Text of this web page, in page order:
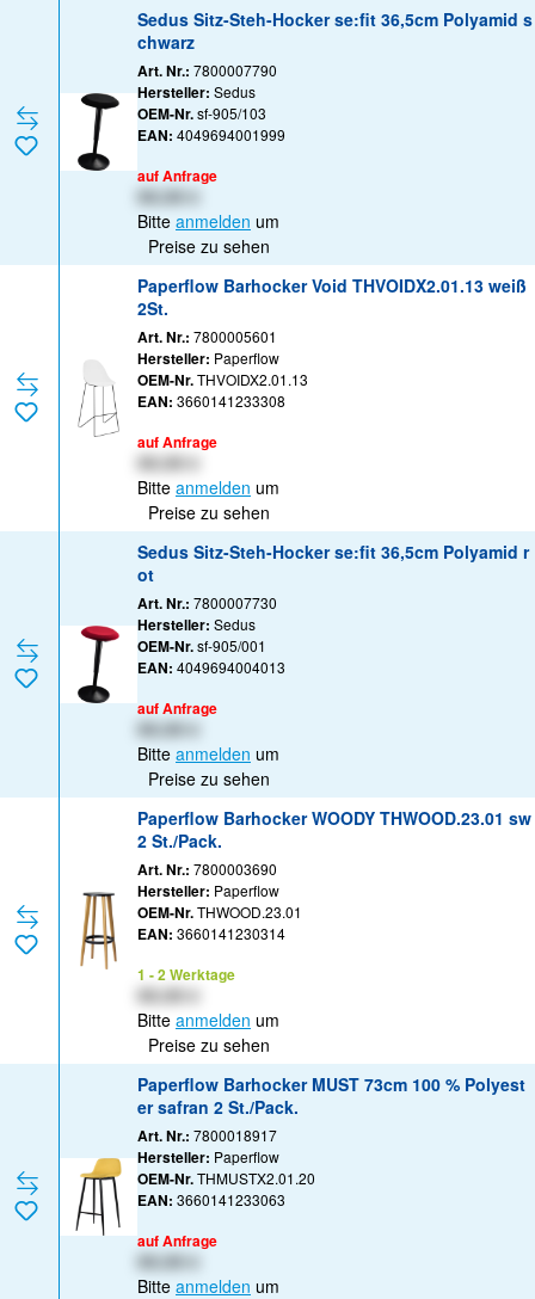
Sedus Sitz-Steh-Hocker se:fit 36,5cm Polyamid s
chwarz
Art. Nr.: 7800007790
Hersteller: Sedus
OEM-Nr.sf-905/103
EAN: 4049694001999
auf Anfrage
Bitte anmelden um
Preise zu sehen
Paperflow Barhocker Void THVOIDX2.01.13 weiß
2St.
Art. Nr.: 7800005601
Hersteller: Paperflow
OEM-Nr.THVOIDX2.01.13
EAN: 3660141233308
auf Anfrage
Bitte anmelden um
Preise zu sehen
Sedus Sitz-Steh-Hocker se:fit 36,5cm Polyamid r
ot
Art. Nr.: 7800007730
Hersteller: Sedus
OEM-Nr.sf-905/001
EAN: 4049694004013
auf Anfrage
Bitte anmelden um
Preise zu sehen
Paperflow Barhocker WOODY THWOOD.23.01 sw
2 St./Pack.
Art. Nr.: 7800003690
Hersteller: Paperflow
OEM-Nr.THWOOD.23.01
EAN: 3660141230314
1 - 2 Werktage
Bitte anmelden um
Preise zu sehen
Paperflow Barhocker MUST 73cm 100 % Polyest
er safran 2 St./Pack.
Art. Nr.: 7800018917
Hersteller: Paperflow
OEM-Nr.THMUSTX2.01.20
EAN: 3660141233063
auf Anfrage
Bitte anmelden um